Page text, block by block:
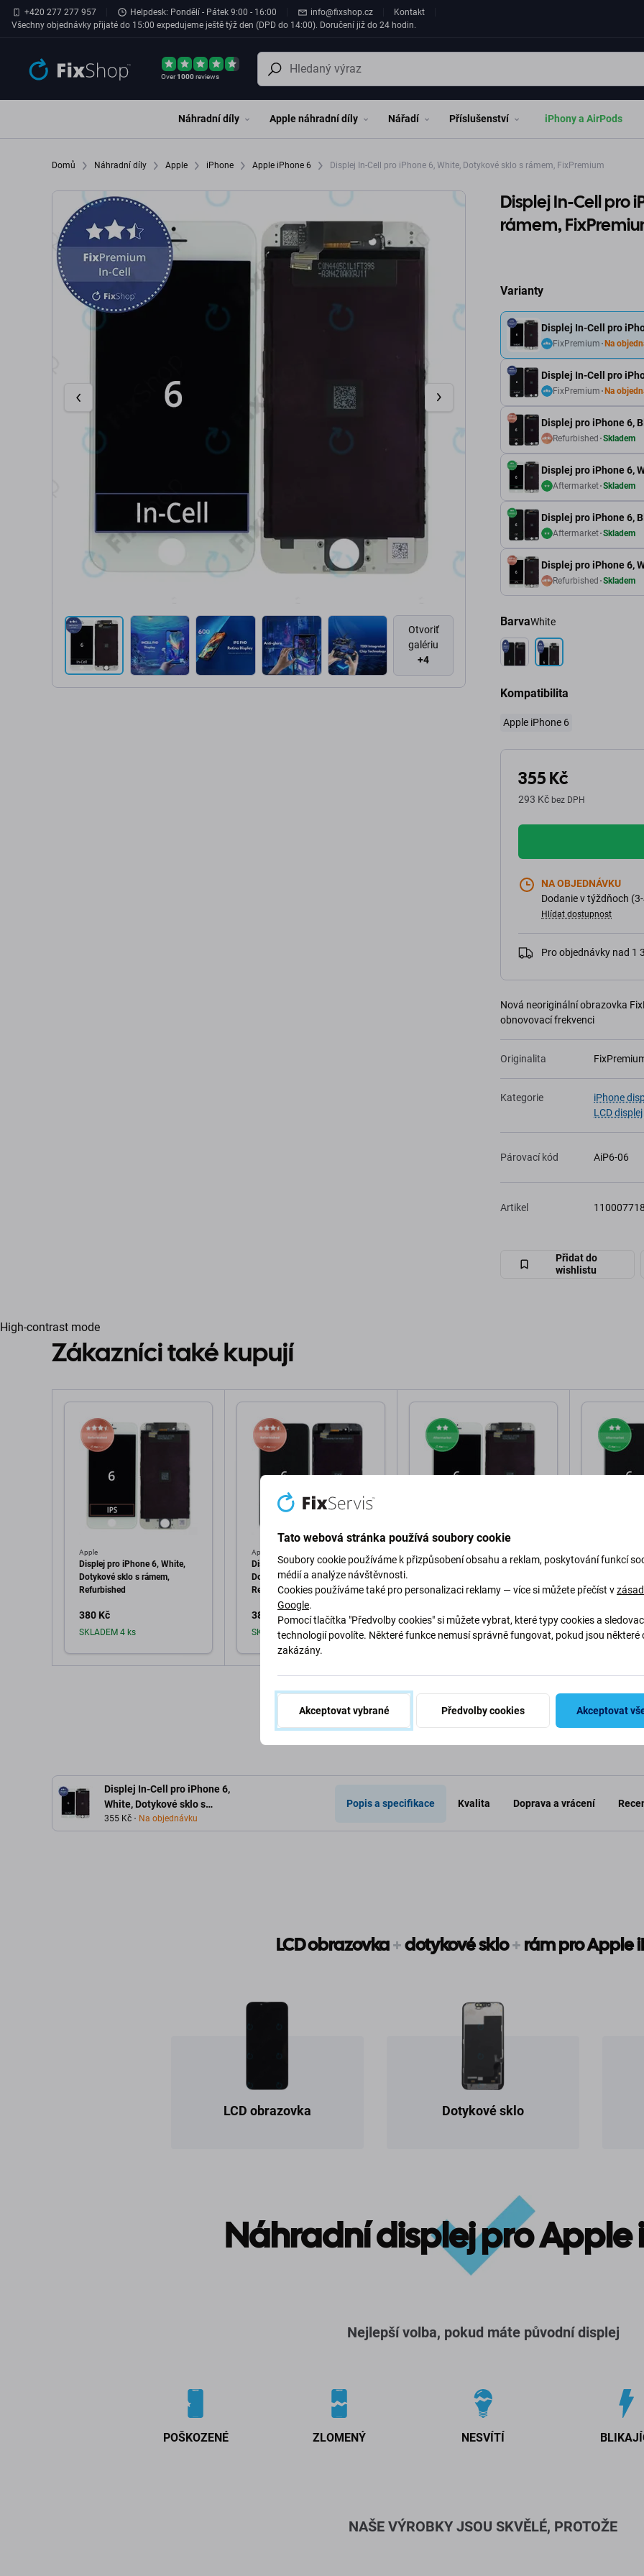
Přeskočit na hlavní obsah
+420 277 277 957 Helpdesk: Pondělí - Pátek 9:00 - 16:00 info@fixshop.cz
Kontakt
Všechny objednávky přijaté do 15:00 expedujeme ještě týž den (DPD do 14:00). Doručení již do 24 hodin.
Over1000reviews
Náhradní díly Apple náhradní díly Nářadí Příslušenství iPhony a AirPods
Domů Náhradní díly Apple iPhone Apple iPhone 6 Displej In-Cell pro iPhone 6, White, Dotykové sklo s rámem, FixPremium
Otvoriť
galériu
+4
Displej In-Cell pro
rámem,
Varianty
Displej In-Cell pro
FixPremium Na
Displej pro iPhone 6,
Refurbished Skladem
Displej pro iPhone 6,
Aftermarket Skladem
Displej pro iPhone 6,
Aftermarket Skladem
Displej pro iPhone 6,
Refurbished Skladem
Displej In-Cell pro
FixPremium Na
BarvaWhite
Kompatibilita
Apple iPhone 6
355 Kč
293 Kč bez DPH
NA OBJEDNÁVKU
Dodanie v týždňoch
Hlídat dostupnost
Pro objednávky nad 1
Nová neoriginální obrazovka
obnovovací frekvenci
Originalita
Kategorie iPhone
LCD
Párovací kód AiP6-06
Artikel
Přidat do
wishlistu
High-contrast mode
Zákazníci také kupují
Apple
Displej pro iPhone 6, White,
Dotykové sklo s rámem,
Refurbished
380 Kč
SKLADEM 4 ks
Apple
Displej pro iPhone 6, Black,
Dotykové sklo s rámem,
Refurbished
380 Kč
SKLADEM 5 ks
Displej pro iPhone 6, White,
279 Kč
SKLADEM 10+ ks
Displej pro
254 Kč
SKLADEM
Displej In-Cell pro iPhone 6,
White, Dotykové sklo s
rámem, FixPremium
355 Kč Na objednávku
Popis a specifikace Kvalita Doprava a vrácení
LCD obrazovka+dotykové sklo+rám pro Apple
LCD obrazovka Dotykové sklo
Náhradní displej pro Apple
Nejlepší volba, pokud máte původní displej
POŠKOZENÉ ZLOMENÝ NESVÍTÍ
NAŠE VÝROBKY JSOU SKVĚLÉ, PROTOŽE
Tato webová stránka používá soubory cookie
Soubory cookie používáme k přizpůsobení obsahu a reklam, poskytování funkcí
médií a analýze návštěvnosti.
Cookies používáme také pro personalizaci reklamy — více si můžete přečíst v
Google.
Pomocí tlačítka "Předvolby cookies" si můžete vybrat, které typy cookies a
technologií povolíte. Některé funkce nemusí správně fungovat, pokud jsou některé
zakázány.
Akceptovat vybrané Předvolby cookies Akceptovat